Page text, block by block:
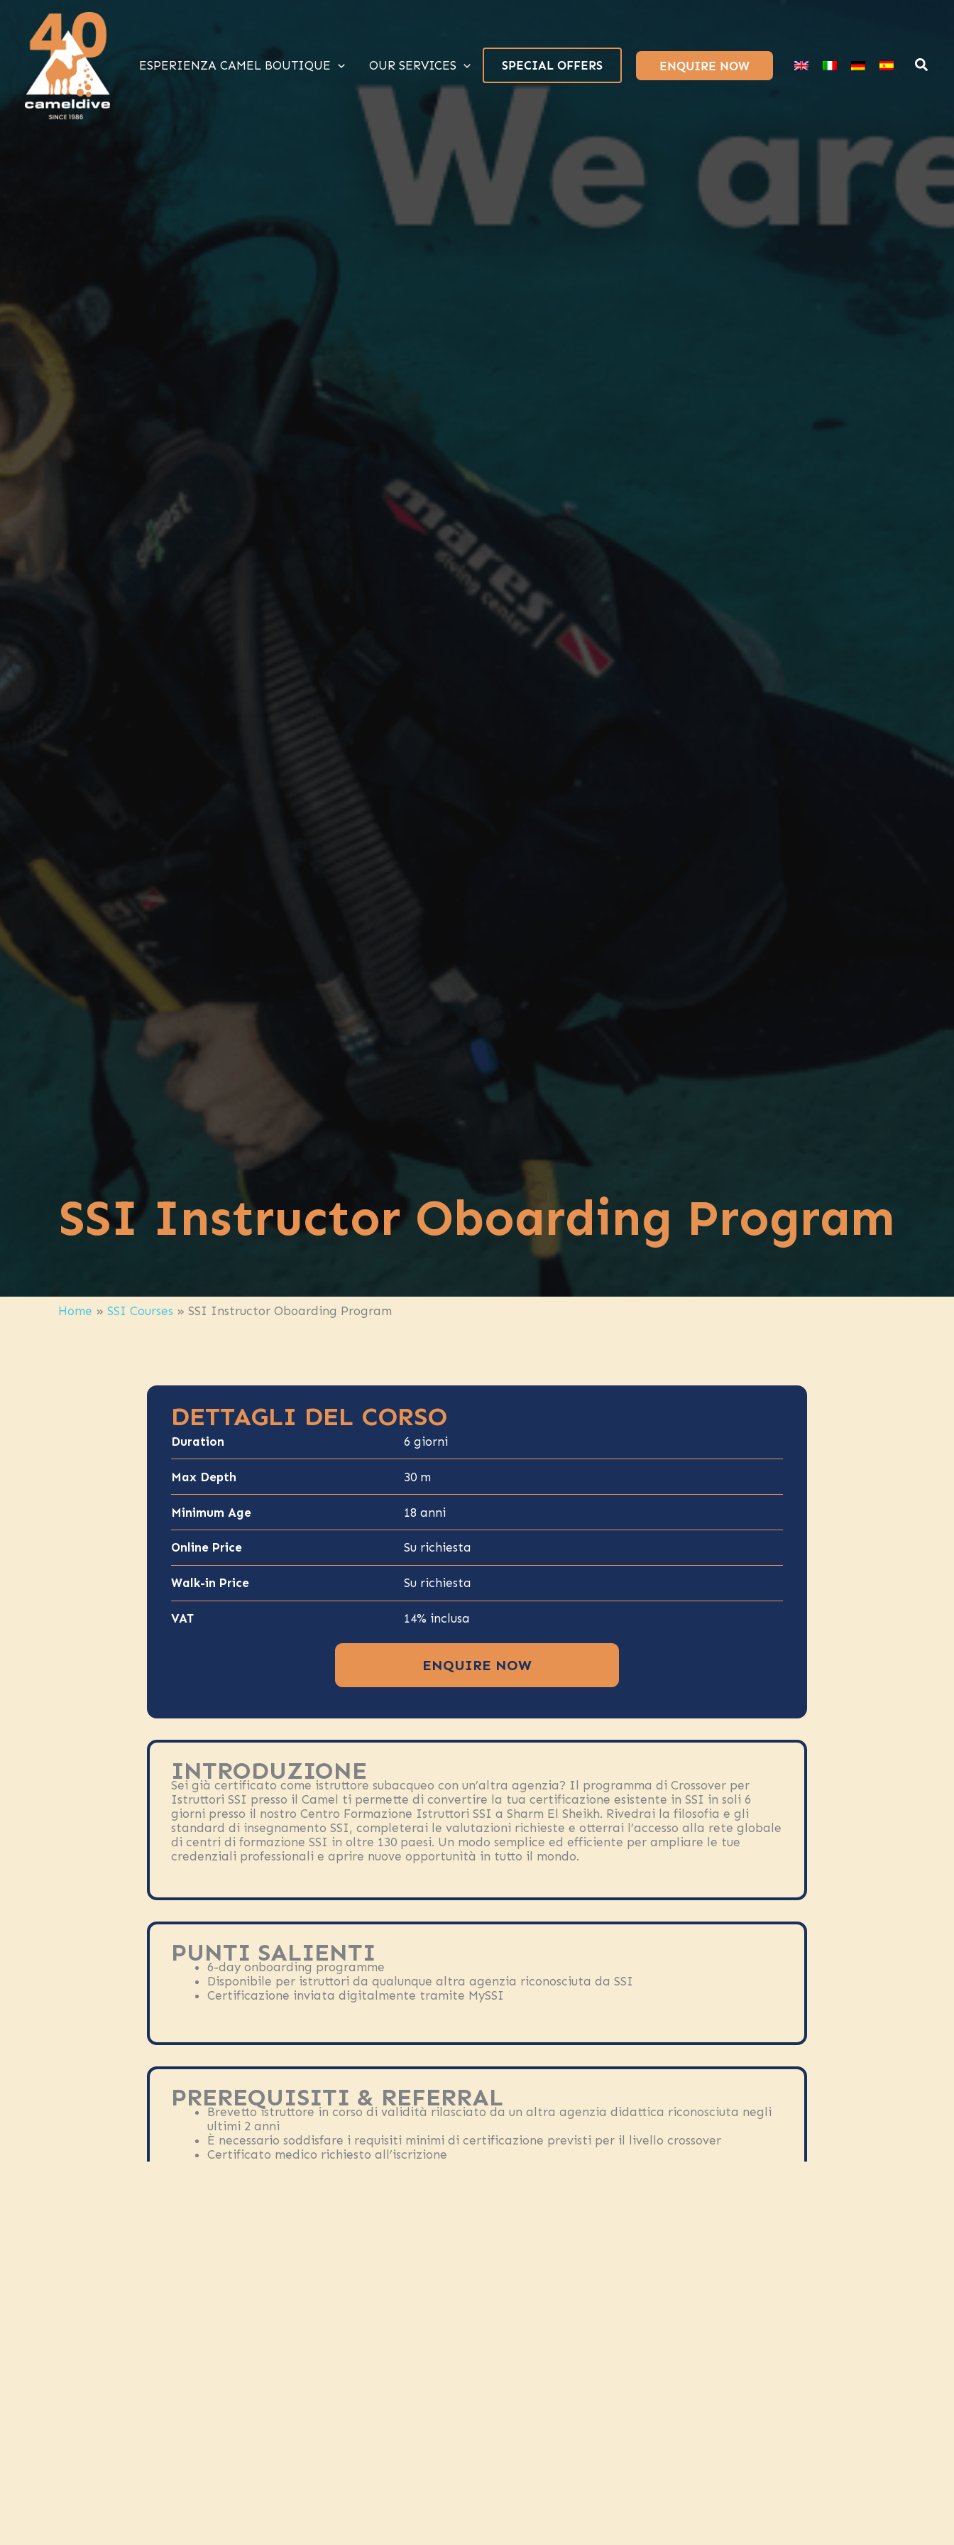
contenuto
ESPERIENZA CAMEL BOUTIQUE OUR SERVICES SPECIAL OFFERS ENQUIRE NOW
SSI Instructor Oboarding Program
Home » SSI Courses » SSI Instructor Oboarding Program
DETTAGLI DEL CORSO
Duration 6 giorni
Max Depth 30 m
Minimum Age 18 anni
Online Price Su richiesta
Walk-in Price Su richiesta
VAT 14% inclusa
ENQUIRE NOW
INTRODUZIONE
Sei già certificato come istruttore subacqueo con un’altra agenzia? Il programma di Crossover per
Istruttori SSI presso il Camel ti permette di convertire la tua certificazione esistente in SSI in soli 6
giorni presso il nostro Centro Formazione Istruttori SSI a Sharm El Sheikh. Rivedrai la filosofia e gli
standard di insegnamento SSI, completerai le valutazioni richieste e otterrai l’accesso alla rete globale
di centri di formazione SSI in oltre 130 paesi. Un modo semplice ed efficiente per ampliare le tue
credenziali professionali e aprire nuove opportunità in tutto il mondo.
PUNTI SALIENTI
6-day onboarding programme
Disponibile per istruttori da qualunque altra agenzia riconosciuta da SSI
Certificazione inviata digitalmente tramite MySSI
PREREQUISITI & REFERRAL
Brevetto istruttore in corso di validità rilasciato da un altra agenzia didattica riconosciuta negli
ultimi 2 anni
È necessario soddisfare i requisiti minimi di certificazione previsti per il livello crossover
Certificato medico richiesto all’iscrizione